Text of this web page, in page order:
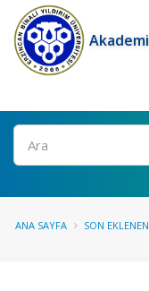
Ara
ANA SAYFA SON